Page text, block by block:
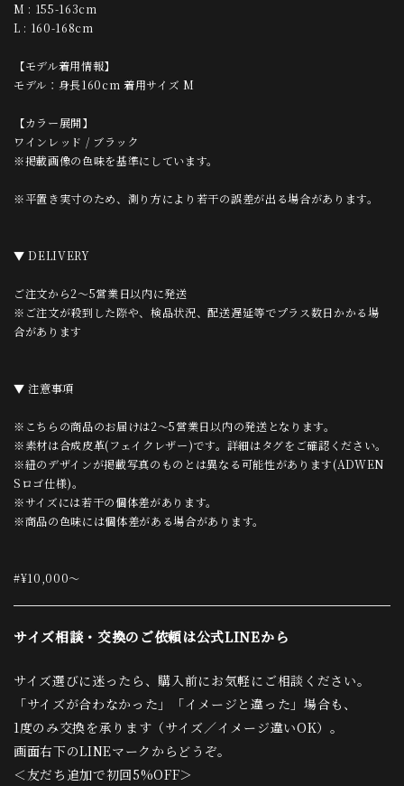
M : 155-163cm
L : 160-168cm
【モデル着用情報】
モデル：身長160cm 着用サイズ M
【カラー展開】
ワインレッド / ブラック
※掲載画像の色味を基準にしています。
※平置き実寸のため、測り方により若干の誤差が出る場合があります。
▼ DELIVERY
ご注文から2〜5営業日以内に発送
※ご注文が殺到した際や、検品状況、配送遅延等でプラス数日かかる場
合があります
▼ 注意事項
※こちらの商品のお届けは2〜5営業日以内の発送となります。
※素材は合成皮革(フェイクレザー)です。詳細はタグをご確認ください。
※紐のデザインが掲載写真のものとは異なる可能性があります(ADWEN
Sロゴ仕様)。
※サイズには若干の個体差があります。
※商品の色味には個体差がある場合があります。
#¥10,000〜
サイズ相談・交換のご依頼は公式LINEから
サイズ選びに迷ったら、購入前にお気軽にご相談ください。
「サイズが合わなかった」「イメージと違った」場合も、
1度のみ交換を承ります（サイズ／イメージ違いOK）。
画面右下のLINEマークからどうぞ。
＜友だち追加で初回5%OFF＞